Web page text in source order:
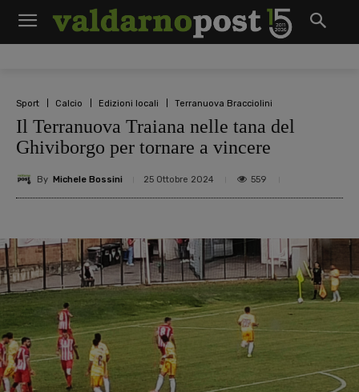
Sport Calcio Edizioni locali Terranuova Bracciolini
Il Terranuova Traiana nelle tana del
Ghiviborgo per tornare a vincere
By Michele Bossini 25 Ottobre 2024 559